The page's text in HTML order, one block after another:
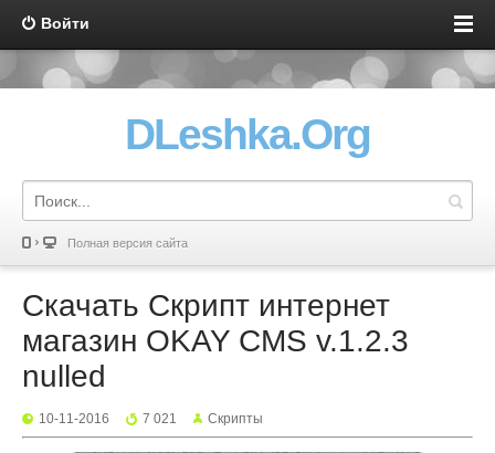
Войти
DLeshka.Org
Полная версия сайта
Скачать Скрипт интернет
магазин OKAY CMS v.1.2.3
nulled
10-11-2016 7 021 Скрипты